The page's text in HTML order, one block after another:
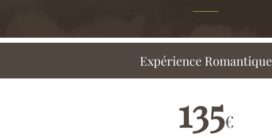
Expérience Romantique
135€